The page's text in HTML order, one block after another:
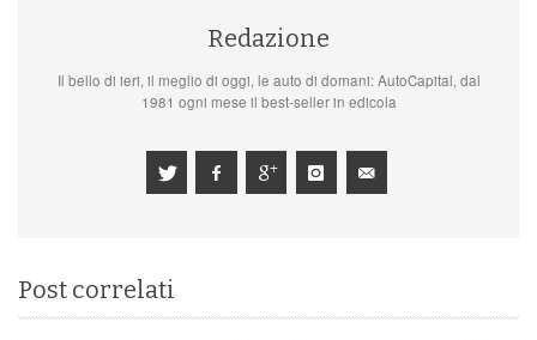
Redazione
Il bello di ieri, il meglio di oggi, le auto di domani: AutoCapital, dal
1981 ogni mese il best-seller in edicola
Post correlati